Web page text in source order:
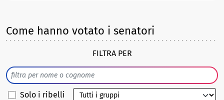
Come hanno votato i senatori
FILTRA PER
Solo i ribelli